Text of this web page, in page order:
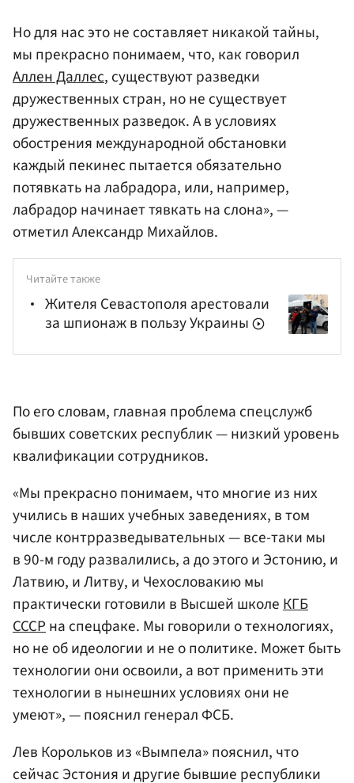
Но для нас это не составляет никакой тайны,
мы прекрасно понимаем, что, как говорил
Аллен Даллес, существуют разведки
дружественных стран, но не существует
дружественных разведок. А в условиях
обострения международной обстановки
каждый пекинес пытается обязательно
потявкать на лабрадора, или, например,
лабрадор начинает тявкать на слона», —
отметил Александр Михайлов.
Читайте также
Жителя Севастополя арестовали
за шпионаж в пользу Украины
По его словам, главная проблема спецслужб
бывших советских республик — низкий уровень
квалификации сотрудников.
«Мы прекрасно понимаем, что многие из них
учились в наших учебных заведениях, в том
числе контрразведывательных — все-таки мы
в 90-м году развалились, а до этого и Эстонию, и
Латвию, и Литву, и Чехословакию мы
практически готовили в Высшей школеКГБ
СССРна спецфаке. Мы говорили о технологиях,
но не об идеологии и не о политике. Может быть
технологии они освоили, а вот применить эти
технологии в нынешних условиях они не
умеют», — пояснил генерал ФСБ.
Лев Корольков из «Вымпела» пояснил, что
сейчас Эстония и другие бывшие республики